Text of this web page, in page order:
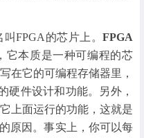
FPGA的芯片上。 FPGA
，它本质是一种可编程的芯
在它的可编程存储器里，
硬件设计和功能。另外，
上面运行的功能，这就是
原因。事实上，你可以每